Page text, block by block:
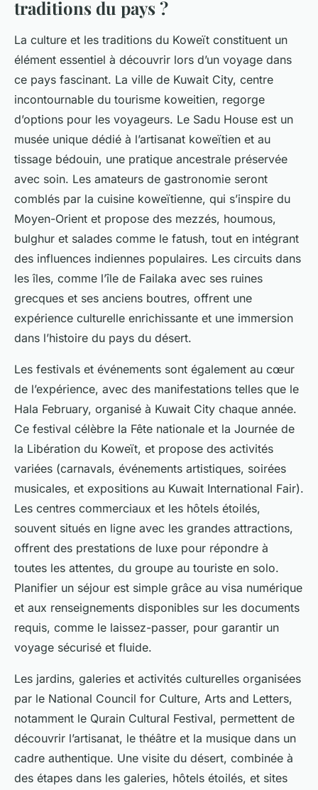
traditions du pays ?
La culture et les traditions du Koweït constituent un
élément essentiel à découvrir lors d’un voyage dans
ce pays fascinant. La ville de Kuwait City, centre
incontournable du tourisme koweitien, regorge
d’options pour les voyageurs. Le Sadu House est un
musée unique dédié à l’artisanat koweïtien et au
tissage bédouin, une pratique ancestrale préservée
avec soin. Les amateurs de gastronomie seront
comblés par la cuisine koweïtienne, qui s’inspire du
Moyen-Orient et propose des mezzés, houmous,
bulghur et salades comme le fatush, tout en intégrant
des influences indiennes populaires. Les circuits dans
les îles, comme l’île de Failaka avec ses ruines
grecques et ses anciens boutres, offrent une
expérience culturelle enrichissante et une immersion
dans l’histoire du pays du désert.
Les festivals et événements sont également au cœur
de l’expérience, avec des manifestations telles que le
Hala February, organisé à Kuwait City chaque année.
Ce festival célèbre la Fête nationale et la Journée de
la Libération du Koweït, et propose des activités
variées (carnavals, événements artistiques, soirées
musicales, et expositions au Kuwait International Fair).
Les centres commerciaux et les hôtels étoilés,
souvent situés en ligne avec les grandes attractions,
offrent des prestations de luxe pour répondre à
toutes les attentes, du groupe au touriste en solo.
Planifier un séjour est simple grâce au visa numérique
et aux renseignements disponibles sur les documents
requis, comme le laissez-passer, pour garantir un
voyage sécurisé et fluide.
Les jardins, galeries et activités culturelles organisées
par le National Council for Culture, Arts and Letters,
notamment le Qurain Cultural Festival, permettent de
découvrir l’artisanat, le théâtre et la musique dans un
cadre authentique. Une visite du désert, combinée à
des étapes dans les galeries, hôtels étoilés, et sites